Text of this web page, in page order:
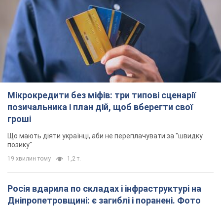
Мікрокредити без міфів: три типові сценарії
позичальника і план дій, щоб вберегти свої
гроші
Що мають діяти українці, аби не переплачувати за "швидку
позику"
19 хвилин тому 1,2 т.
Росія вдарила по складах і інфраструктурі на
Дніпропетровщині: є загиблі і поранені. Фото